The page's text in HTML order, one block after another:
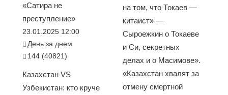
«Сатира не
преступление»
23.01.2025 12:00
День за днем
144 (40821)
Казахстан VS
Узбекистан: кто круче
на том, что Токаев —
китаист» —
Сыроежкин о Токаеве
и Си, секретных
делах и о Масимове».
«Казахстан хвалят за
отмену смертной